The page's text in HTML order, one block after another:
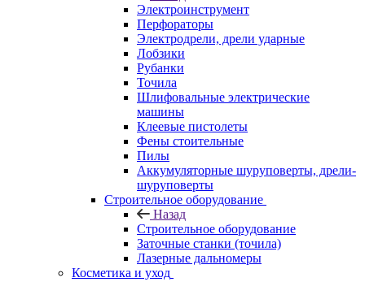
Электроинструмент
Перфораторы
Электродрели, дрели ударные
Лобзики
Рубанки
Точила
Шлифовальные электрические
машины
Клеевые пистолеты
Фены стоительные
Пилы
Аккумуляторные шуруповерты, дрели-
шуруповерты
Строительное оборудование
Назад
Строительное оборудование
Заточные станки (точила)
Лазерные дальномеры
Косметика и уход